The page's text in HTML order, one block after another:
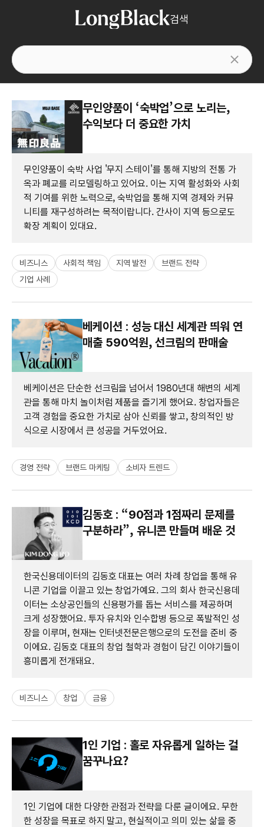
검색
무인양품이 ‘숙박업’으로 노리는,
수익보다 더 중요한 가치
무인양품이 숙박 사업 '무지 스테이'를 통해 지방의 전통 가
옥과 폐교를 리모델링하고 있어요. 이는 지역 활성화와 사회
적 기여를 위한 노력으로, 숙박업을 통해 지역 경제와 커뮤
니티를 재구성하려는 목적이랍니다. 간사이 지역 등으로도
확장 계획이 있대요.
비즈니스 사회적 책임 지역 발전
브랜드 전략
기업 사례
베케이션 : 성능 대신 세계관 띄워 연
매출 590억원, 선크림의 판매술
베케이션은 단순한 선크림을 넘어서 1980년대 해변의 세계
관을 통해 마치 놀이처럼 제품을 즐기게 했어요. 창업자들은
고객 경험을 중요한 가치로 삼아 신뢰를 쌓고, 창의적인 방
식으로 시장에서 큰 성공을 거두었어요.
경영 전략 브랜드 마케팅 소비자 트렌드
김동호 : “90점과 1점짜리 문제를
구분하라”, 유니콘 만들며 배운 것
한국신용데이터의 김동호 대표는 여러 차례 창업을 통해 유
니콘 기업을 이끌고 있는 창업가예요. 그의 회사 한국신용데
이터는 소상공인들의 신용평가를 돕는 서비스를 제공하며
크게 성장했어요. 투자 유치와 인수합병 등으로 폭발적인 성
장을 이루며, 현재는 인터넷전문은행으로의 도전을 준비 중
이에요. 김동호 대표의 창업 철학과 경험이 담긴 이야기들이
흥미롭게 전개돼요.
비즈니스 창업 금융
1인 기업 : 홀로 자유롭게 일하는 걸
꿈꾸나요?
1인 기업에 대한 다양한 관점과 전략을 다룬 글이에요. 무한
한 성장을 목표로 하지 말고, 현실적이고 의미 있는 삶을 중